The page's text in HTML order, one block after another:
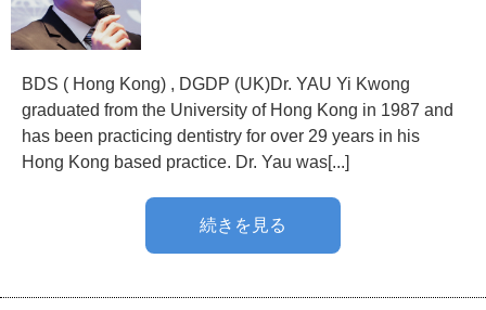
BDS ( Hong Kong) , DGDP (UK) ​Dr. YAU Yi Kwong
graduated from the University of Hong Kong in 1987 and
has been practicing dentistry for over 29 years in his
Hong Kong based practice. Dr. Yau was[...]
続きを見る